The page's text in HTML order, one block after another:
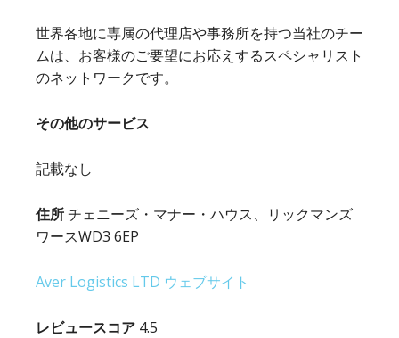
世界各地に専属の代理店や事務所を持つ当社のチー
ムは、お客様のご要望にお応えするスペシャリスト
のネットワークです。
その他のサービス
記載なし
住所チェニーズ・マナー・ハウス、リックマンズ
ワースWD3 6EP
Aver Logistics LTD ウェブサイト
レビュースコア 4.5